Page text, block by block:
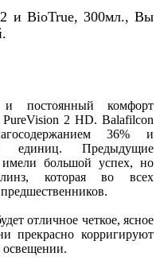
2 и BioTrue, 300мл., Вы
и постоянный комфорт
2 HD. Balafilcon
36% и
единиц. Предыдущие
большой успех, но
которая во всех
отличное четкое, ясное
прекрасно корригируют
освещении.